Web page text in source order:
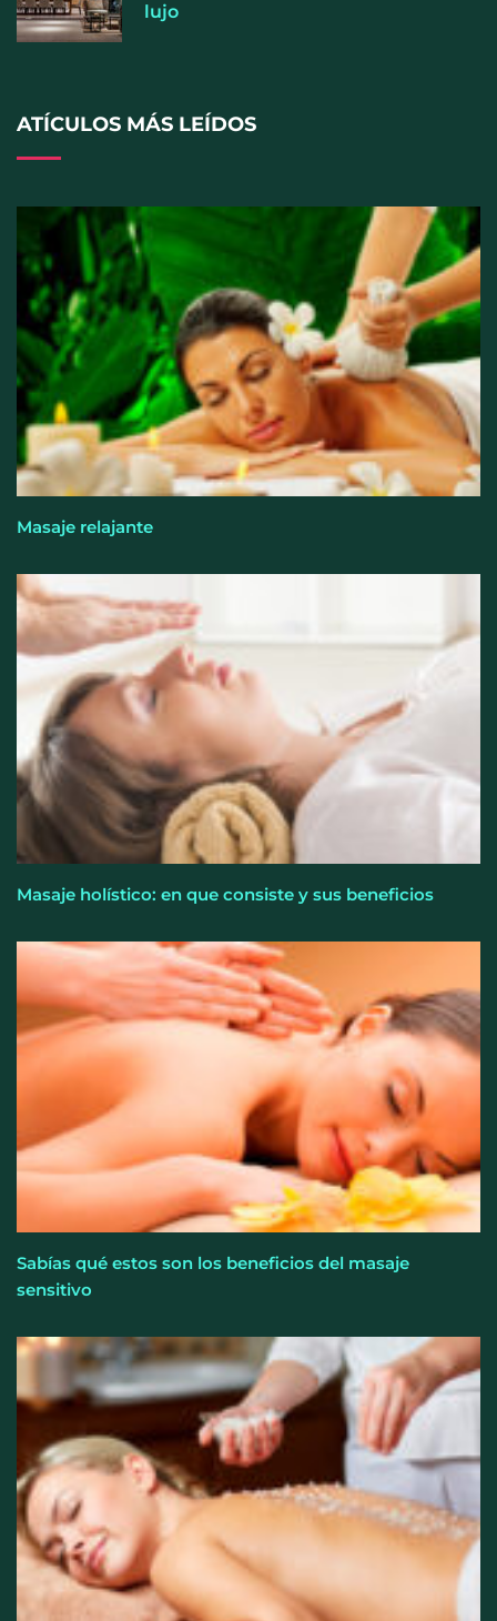
España
Los ópticos-optometristas recuerdan que mirar el
eclipse solar sin protección puede provocar daños
irreversibles en la visión
lujo
ATÍCULOS MÁS LEÍDOS
Masaje relajante
Masaje holístico: en que consiste y sus beneficios
Sabías qué estos son los beneficios del masaje
sensitivo